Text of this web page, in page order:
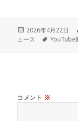
投
稿
2026年4月22日
ュース
タ
YouTube
コメント ※